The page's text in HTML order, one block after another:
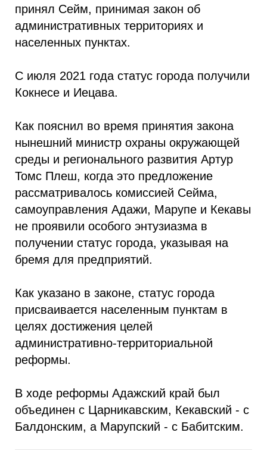
принял Сейм, принимая закон об
административных территориях и
населенных пунктах.
С июля 2021 года статус города получили
Кокнесе и Иецава.
Как пояснил во время принятия закона
нынешний министр охраны окружающей
среды и регионального развития Артур
Томс Плеш, когда это предложение
рассматривалось комиссией Сейма,
самоуправления Адажи, Марупе и Кекавы
не проявили особого энтузиазма в
получении статус города, указывая на
бремя для предприятий.
Как указано в законе, статус города
присваивается населенным пунктам в
целях достижения целей
административно-территориальной
реформы.
В ходе реформы Адажский край был
объединен с Царникавским, Кекавский - с
Балдонским, а Марупский - с Бабитским.